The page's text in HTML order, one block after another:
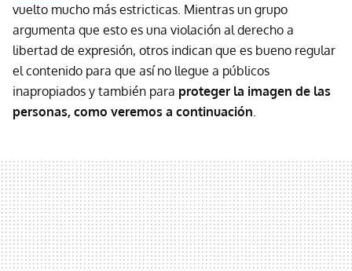
vuelto mucho más estricticas. Mientras un grupo
argumenta que esto es una violación al derecho a
libertad de expresión, otros indican que es bueno regular
el contenido para que así no llegue a públicos
inapropiados y también para proteger la imagen de las
personas, como veremos a continuación